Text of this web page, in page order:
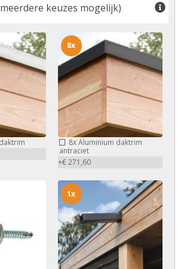
keuzes mogelijk)
8xAluminium daktrim
antraciet
+€ 271,60
8x
1x